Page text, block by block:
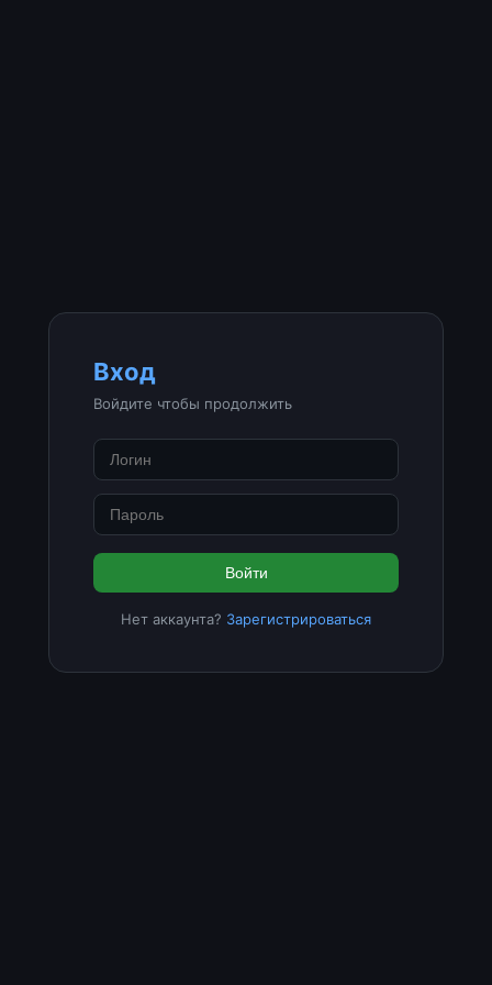
Вход
Войдите чтобы продолжить
Войти
Нет аккаунта? Зарегистрироваться